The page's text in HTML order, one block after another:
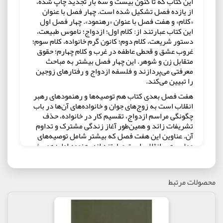
از یازده فصل تشکیل شده است. چهار فصل با عنوان
«کلام» و هفت فصل با عنوان «رهنمود». چهار فصل اول
این کتاب عبارتند از: کلام اول؛ ازدواج؛ ناموس طبیعت،
دستور شریعت، کلام دوم؛ کانون گرم خانواده، کلام سوم؛
غروب عشق و قحطی عاطفه در غرب و کلام چهارم؛ حقوق
متقابل زن و شوهر. این چهار فصل بیشتر به مباحث
معرفتی می‌پردازند و فلسفه ازدواج و رفتارهای زوجین
را تبیین می‌کند.
هفت فصل بعدی کتاب هم توصیه‌ها و رهنمودهای رهبر
انقلاب است به زوج‌های جوان و خانواده‌های آن‌ها در باب
چگونگی مراسم ازدواج، تقسیم کار در خانواده، حذف
تشریفات زائد و همین‌طور آغاز زندگی مشترک و تداوم
آن. عناوین این هفت فصل که بیشتر شامل توصیه‌های
عملی رهبر انقلاب است عبارتند از: رهنمود اول؛ همسفر
هنر تقسیم کار، رهنمود چهارم؛ سازش و سازگاری،
یادآوری‌ها و رهنمود هفتم؛ آسان‌گیری.
حجت الاسلام و المسلمین حاج علی‌اکبری معتقد است این
محصولات مرتبط